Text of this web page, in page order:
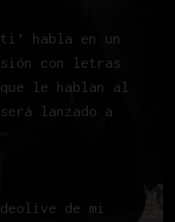
ti’ habla en un
con letras
le hablan al
lanzado a
de mi